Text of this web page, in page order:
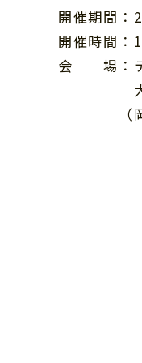
開催期間：
開催時間：
会 場：テ
大研修
（岡谷